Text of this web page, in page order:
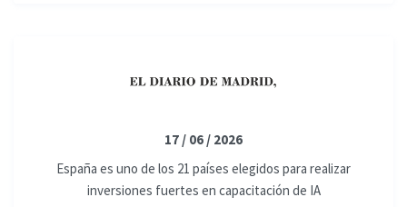
17 / 06 / 2026
España es uno de los 21 países elegidos para realizar
inversiones fuertes en capacitación de IA